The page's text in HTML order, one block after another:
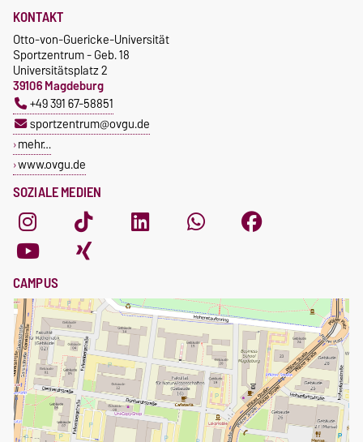
SOZIALE MEDIEN
KONTAKT
Otto-von-Guericke-Universität
Sportzentrum - Geb. 18
Universitätsplatz 2
39106 Magdeburg
+49 391 67-58851
sportzentrum@ovgu.de
mehr…
www.ovgu.de
CAMPUS